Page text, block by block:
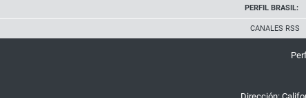
PERFIL BRASIL:
CANALES RSS